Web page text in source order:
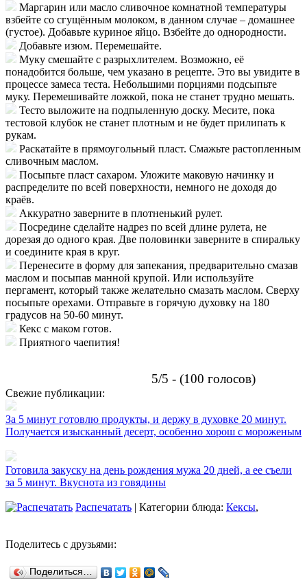
Маргарин или масло сливочное комнатной температуры
взбейте со сгущённым молоком, в данном случае – домашнее
(густое). Добавьте куриное яйцо. Взбейте до однородности.
Добавьте изюм. Перемешайте.
Муку смешайте с разрыхлителем. Возможно, её
понадобится больше, чем указано в рецепте. Это вы увидите в
процессе замеса теста. Небольшими порциями подсыпьте
муку. Перемешивайте ложкой, пока не станет трудно мешать.
Тесто выложите на подпыленную доску. Месите, пока
тестовой клубок не станет плотным и не будет прилипать к
рукам.
Раскатайте в прямоугольный пласт. Смажьте растопленным
сливочным маслом.
Посыпьте пласт сахаром. Уложите маковую начинку и
распределите по всей поверхности, немного не доходя до
краёв.
Аккуратно заверните в плотненький рулет.
Посредине сделайте надрез по всей длине рулета, не
дорезая до одного края. Две половинки заверните в спиральку
и соедините края в круг.
Перенесите в форму для запекания, предварительно смазав
маслом и посыпав манной крупой. Или используйте
пергамент, который также желательно смазать маслом. Сверху
посыпьте орехами. Отправьте в горячую духовку на 180
градусов на 50-60 минут.
Кекс с маком готов.
Приятного чаепития!
5/5 - (100 голосов)
Свежие публикации:
За 5 минут готовлю продукты, и держу в духовке 20 минут.
Получается изысканный десерт, особенно хорош с мороженым
Готовила закуску на день рождения мужа 20 дней, а ее съели
за 5 минут. Вкуснота из говядины
Распечатать | Категории блюда: Кексы,
Поделитесь с друзьями:
Поделиться…